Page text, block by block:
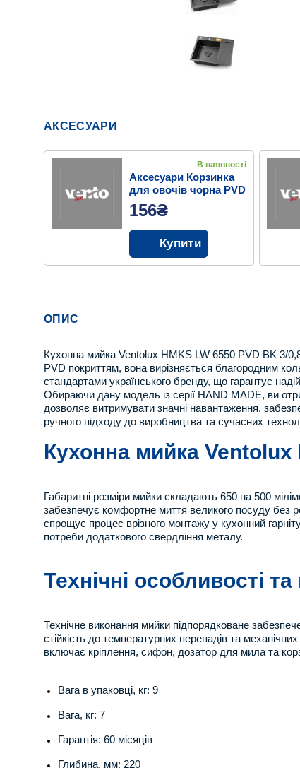
АКСЕСУАРИ
В наявності
Аксесуари Корзинка
для овочів чорна PVD
BK
156₴
Купити
ОПИС
Кухонна мийка Ventolux HMKS LW 6550 PVD BK 3/0,8
PVD покриттям, вона вирізняється благородним
стандартами українського бренду, що гарантує
Обираючи дану модель із серії HAND MADE, ви
дозволяє витримувати значні навантаження,
ручного підходу до виробництва та сучасних
Кухонна мийка Ventolux
Габаритні розміри мийки складають 650 на 500
забезпечує комфортне миття великого посуду без
спрощує процес врізного монтажу у кухонний
потреби додаткового свердління металу.
Технічні особливості
Технічне виконання мийки підпорядковане
стійкість до температурних перепадів та
включає кріплення, сифон, дозатор для мила та
Вага в упаковці, кг: 9
Вага, кг: 7
Гарантія: 60 місяців
Глибина, мм: 220